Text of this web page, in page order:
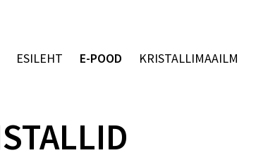
ESILEHT E-POOD KRISTALLIMAAILM